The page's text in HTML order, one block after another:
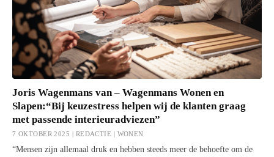
Joris Wagenmans van – Wagenmans Wonen en
Slapen:“Bij keuzestress helpen wij de klanten graag
met passende interieuradviezen”
7 OKTOBER 2025 | REDACTIE | WONEN
“Mensen zijn allemaal druk en hebben steeds meer de behoefte om de